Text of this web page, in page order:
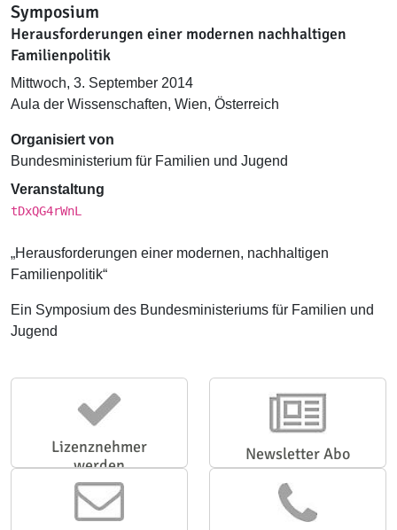
Symposium
Herausforderungen einer modernen nachhaltigen
Familienpolitik
Mittwoch, 3. September 2014
Aula der Wissenschaften, Wien, Österreich
Organisiert von
Bundesministerium für Familien und Jugend
Veranstaltung
tDxQG4rWnL
„Herausforderungen einer modernen, nachhaltigen
Familienpolitik“
Ein Symposium des Bundesministeriums für Familien und
Jugend
Lizenznehmer
werden
Newsletter Abo